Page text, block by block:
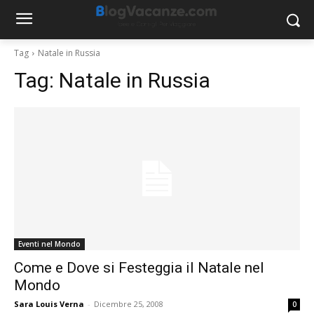
Tag Natale in Russia
Tag: Natale in Russia
Eventi nel Mondo
Come e Dove si Festeggia il Natale nel
Mondo
Sara Louis Verna - Dicembre 25, 2008 0